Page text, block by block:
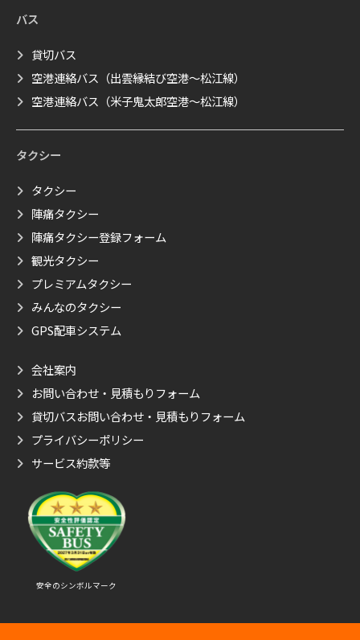
バス
貸切バス
空港連絡バス（出雲縁結び空港～松江線）
空港連絡バス（米子鬼太郎空港～松江線）
タクシー
タクシー
陣痛タクシー
陣痛タクシー登録フォーム
観光タクシー
プレミアムタクシー
みんなのタクシー
GPS配車システム
会社案内
お問い合わせ・見積もりフォーム
貸切バスお問い合わせ・見積もりフォーム
プライバシーポリシー
サービス約款等
安全のシンボルマーク